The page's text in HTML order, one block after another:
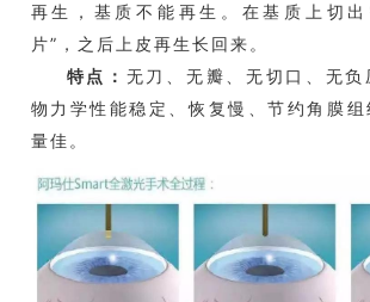
再生，基质不能再生。在基质上切
片”，之后上皮再生长回来。
特点： 无刀、无瓣、无切口、无负
物力学性能稳定、恢复慢、节约角膜
量佳。